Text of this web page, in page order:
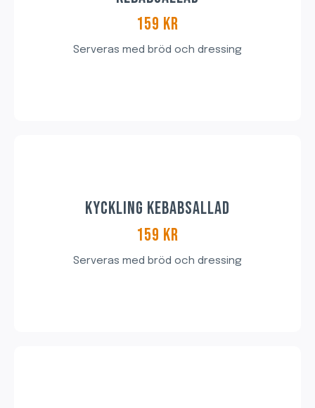
159 KR
Serveras med bröd och dressing
KYCKLING KEBABSALLAD
159 KR​
Serveras med bröd och dressing